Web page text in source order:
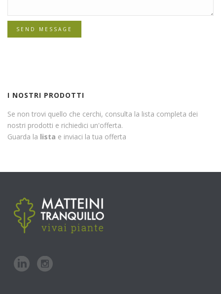
SEND MESSAGE
I NOSTRI PRODOTTI
Se non trovi quello che cerchi, consulta la lista completa dei
nostri prodotti e richiedici un'offerta.
Guarda la lista e inviaci la tua offerta